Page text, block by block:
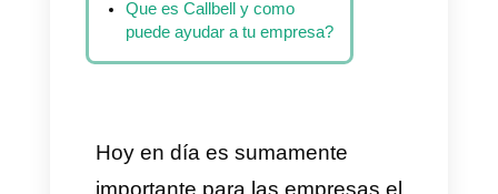
Indice
Cuáles son las 4 formas
cliente de tu empresa?
Que es Callbell y como